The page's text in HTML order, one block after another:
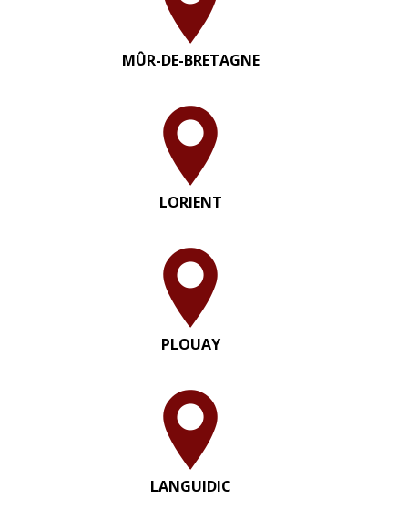
MÛR-DE-BRETAGNE
LORIENT
PLOUAY
LANGUIDIC